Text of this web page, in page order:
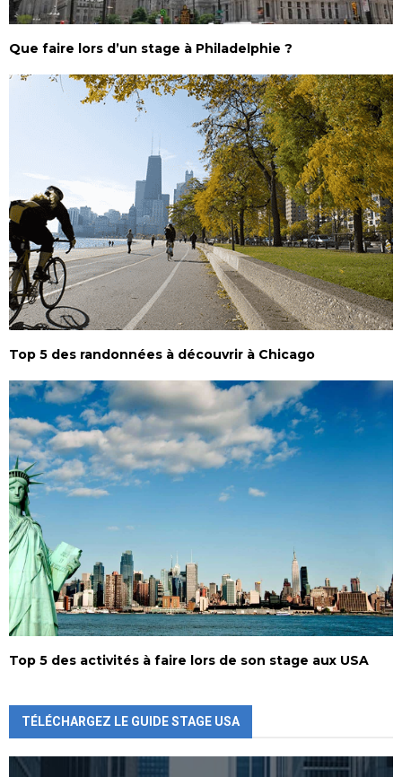
Que faire lors d’un stage à Philadelphie ?
Top 5 des randonnées à découvrir à Chicago
Top 5 des activités à faire lors de son stage aux USA
TÉLÉCHARGEZ LE GUIDE STAGE USA